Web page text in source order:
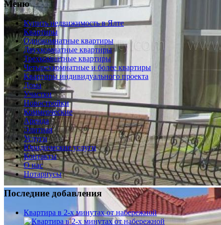
Меню
Купить недвижимость в Ялте
Квартиры
Однокомнатные квартиры
Двухкомнатные квартиры
Трехкомнатные квартиры
Четырехкомнатные и более квартиры
Квартиры индивидуального проекта
Дома
Участки
Новостройки
Коммерческие
Аренда
Элитная
Услуги
Юридические услуги
Контакты
О нас
Нотариусы
Последние добавления
Квартира в 2-х минутах от набережной